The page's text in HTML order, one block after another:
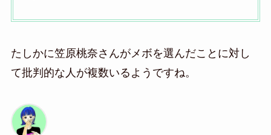
たしかに笠原桃奈さんがメボを選んだことに対し
て批判的な人が複数いるようですね。